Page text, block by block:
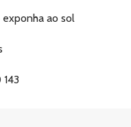
ao sol